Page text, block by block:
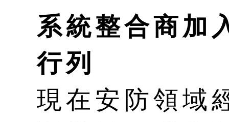
系統整合商加
行列
現在安防領域